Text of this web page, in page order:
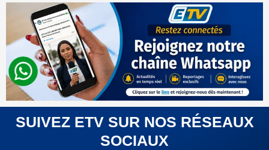
SUIVEZ ETV SUR NOS RÉSEAUX
SOCIAUX